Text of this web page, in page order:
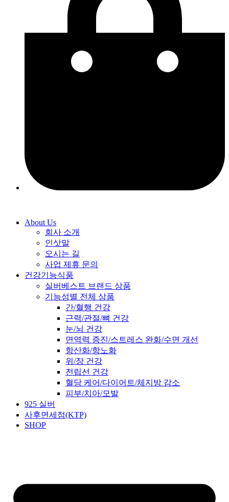
About Us
회사 소개
인삿말
오시는 길
사업 제휴 문의
건강기능식품
실버베스트 브랜드 상품
기능성별 전체 상품
간/혈행 건강
근력/관절/뼈 건강
눈/뇌 건강
면역력 증진/스트레스 완화/수면 개선
항산화/항노화
위/장 건강
전립선 건강
혈당 케어/다이어트/체지방 감소
피부/치아/모발
925 실버
사후면세점(KTP)
SHOP